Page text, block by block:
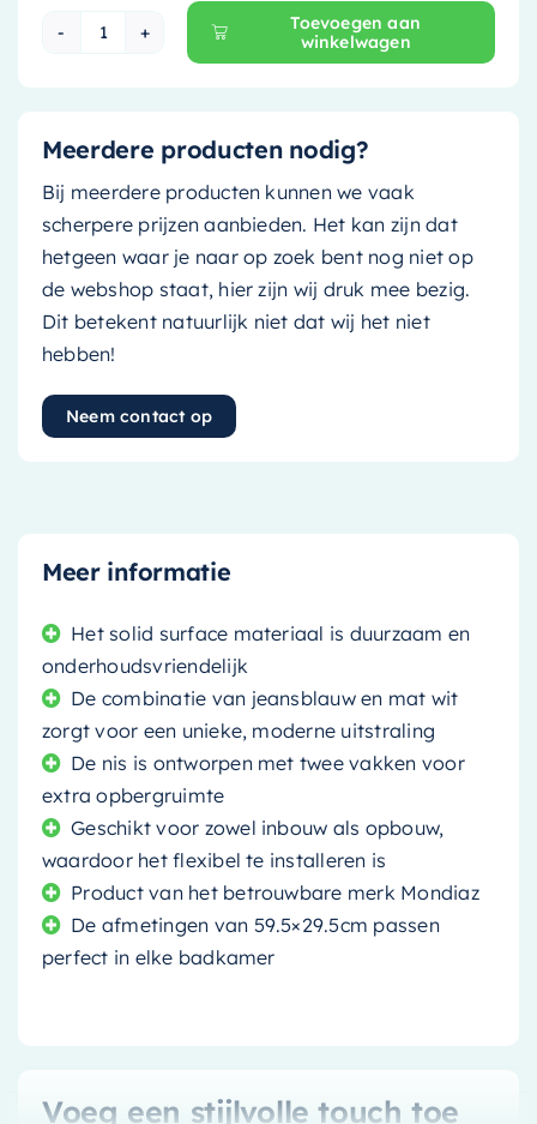
Mondiaz EASY Nis - 59.5x29.5cm - solid
Toevoegen aan
winkelwagen
Meerdere producten nodig?
Bij meerdere producten kunnen we vaak
scherpere prijzen aanbieden. Het kan zijn dat
hetgeen waar je naar op zoek bent nog niet op
de webshop staat, hier zijn wij druk mee bezig.
Dit betekent natuurlijk niet dat wij het niet
hebben!
Neem contact op
Meer informatie
Het solid surface materiaal is duurzaam en
onderhoudsvriendelijk
De combinatie van jeansblauw en mat wit
zorgt voor een unieke, moderne uitstraling
De nis is ontworpen met twee vakken voor
extra opbergruimte
Geschikt voor zowel inbouw als opbouw,
waardoor het flexibel te installeren is
Product van het betrouwbare merk Mondiaz
De afmetingen van 59.5×29.5cm passen
perfect in elke badkamer
Voeg een stijlvolle touch toe